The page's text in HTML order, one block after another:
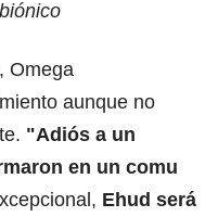
Omega
aunque no
"Adiós a un
en un comu
Ehud será